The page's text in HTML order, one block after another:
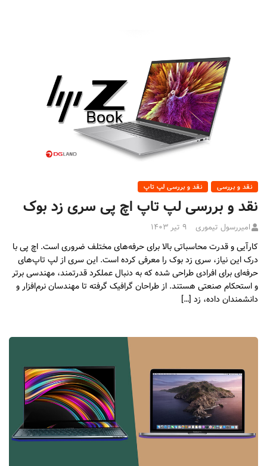
نقد و بررسی نقد و بررسی لپ تاپ
نقد و بررسی لپ تاپ اچ پی سری زد بوک
امیررسول تیموری ۹ تیر ۱۴۰۳
کارآیی و قدرت محاسباتی بالا برای حرفه‌های مختلف ضروری است. اچ پی با
درک این نیاز، سری زد بوک را معرفی کرده است. این سری از لپ تاپ‌های
حرفه‌ای برای افرادی طراحی شده که به دنبال عملکرد قدرتمند، مهندسی برتر
و استحکام صنعتی هستند. از طراحان گرافیک گرفته تا مهندسان نرم‌افزار و
دانشمندان داده، زد […]